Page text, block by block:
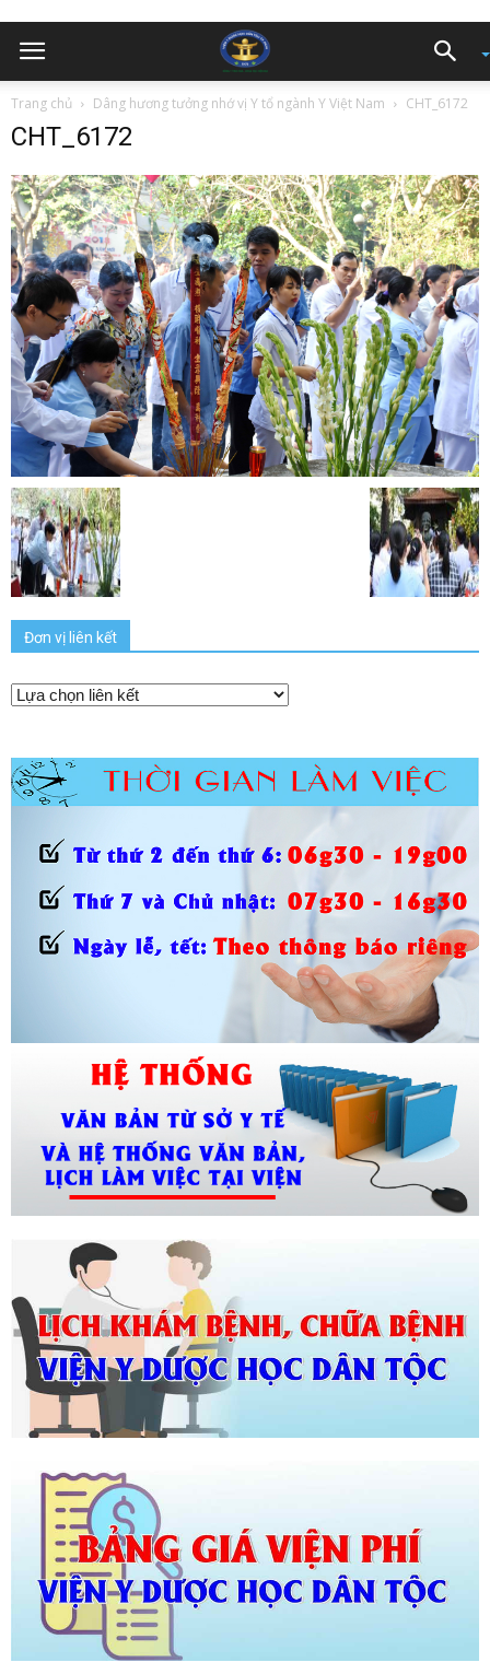
Trang chủ Dâng hương tưởng nhớ vị Y tổ ngành Y Việt Nam CHT_6172
CHT_6172
Đơn vị liên kết